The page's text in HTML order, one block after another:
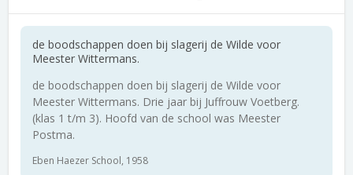
de boodschappen doen bij slagerij de Wilde voor
Meester Wittermans.
de boodschappen doen bij slagerij de Wilde voor
Meester Wittermans. Drie jaar bij Juffrouw Voetberg.
(klas 1 t/m 3). Hoofd van de school was Meester
Postma.
Eben Haezer School, 1958